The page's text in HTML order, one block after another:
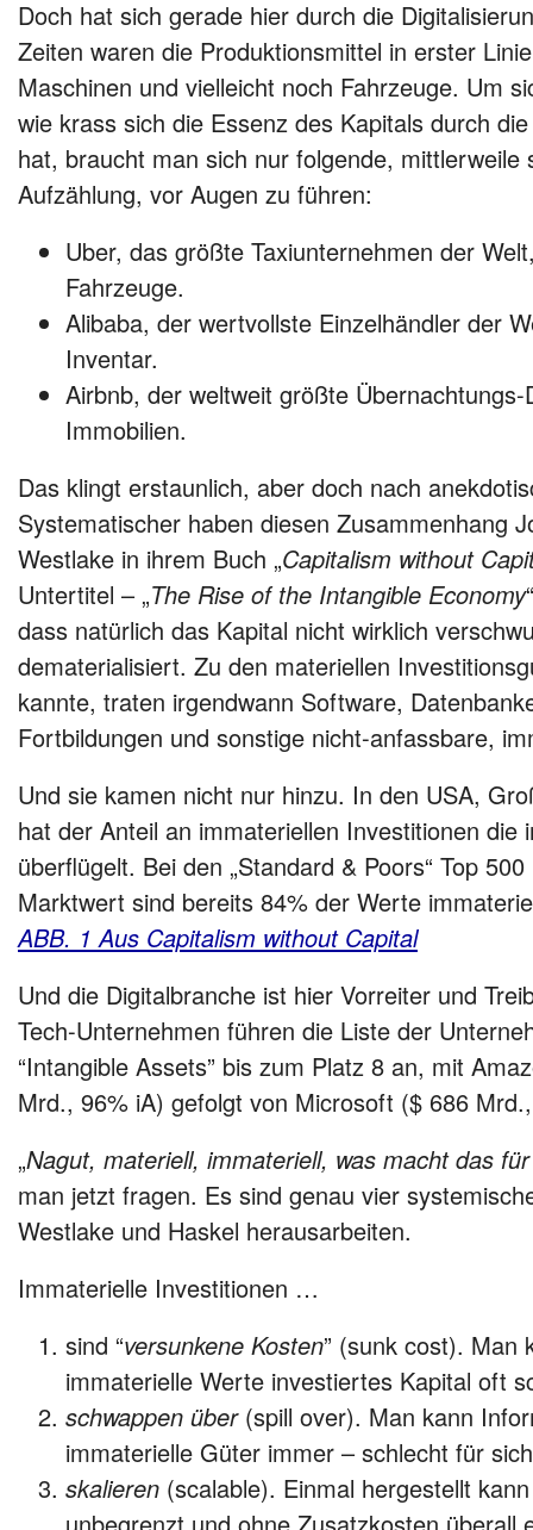
Doch hat sich gerade hier durch die
Zeiten waren die Produktionsmittel in erster
Maschinen und vielleicht noch Fahrzeuge. Um
wie krass sich die Essenz des Kapitals durch
hat, braucht man sich nur folgende, mittlerweile
Aufzählung, vor Augen zu führen:
Uber, das größte Taxiunternehmen der
Fahrzeuge.
Alibaba, der wertvollste Einzelhändler der
Inventar.
Airbnb, der weltweit größte
Immobilien.
Das klingt erstaunlich, aber doch nach
Systematischer haben diesen Zusammenhang
Westlake in ihrem Buch „Capitalism without
Untertitel – „The Rise of the Intangible Economy“
dass natürlich das Kapital nicht wirklich
dematerialisiert. Zu den materiellen
kannte, traten irgendwann Software,
Fortbildungen und sonstige nicht-anfassbare,
Und sie kamen nicht nur hinzu. In den USA,
hat der Anteil an immateriellen Investitionen die
überflügelt. Bei den „Standard & Poors“ Top
Marktwert sind bereits 84% der Werte
ABB. 1 Aus Capitalism without Capital
Und die Digitalbranche ist hier Vorreiter und
Tech-Unternehmen führen die Liste der
“Intangible Assets” bis zum Platz 8 an, mit
Mrd., 96% iA) gefolgt von Microsoft ($ 686
„Nagut, materiell, immateriell, was macht das
man jetzt fragen. Es sind genau vier
Westlake und Haskel herausarbeiten.
Immaterielle Investitionen …
sind “versunkene Kosten” (sunk cost). Man
immaterielle Werte investiertes Kapital oft
schwappen über(spill over). Man kann
immaterielle Güter immer – schlecht für
skalieren (scalable). Einmal hergestellt